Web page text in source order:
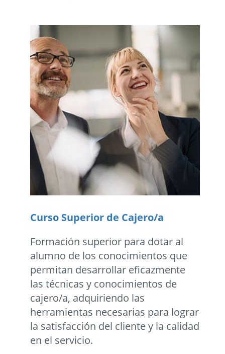
Curso Superior de Cajero/a
Formación superior para dotar al
alumno de los conocimientos que
permitan desarrollar eficazmente
las técnicas y conocimientos de
cajero/a, adquiriendo las
herramientas necesarias para lograr
la satisfacción del cliente y la calidad
en el servicio.